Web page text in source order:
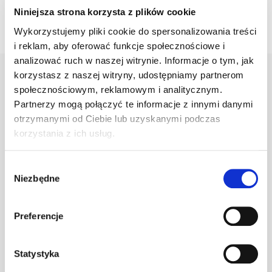
Niniejsza strona korzysta z plików cookie
Wykorzystujemy pliki cookie do spersonalizowania treści
i reklam, aby oferować funkcje społecznościowe i
analizować ruch w naszej witrynie. Informacje o tym, jak
korzystasz z naszej witryny, udostępniamy partnerom
społecznościowym, reklamowym i analitycznym.
Partnerzy mogą połączyć te informacje z innymi danymi
otrzymanymi od Ciebie lub uzyskanymi podczas
korzystania z ich usług.
zgody
Niezbędne
Preferencje
Statystyka
Warianty Opis Specyfikacja